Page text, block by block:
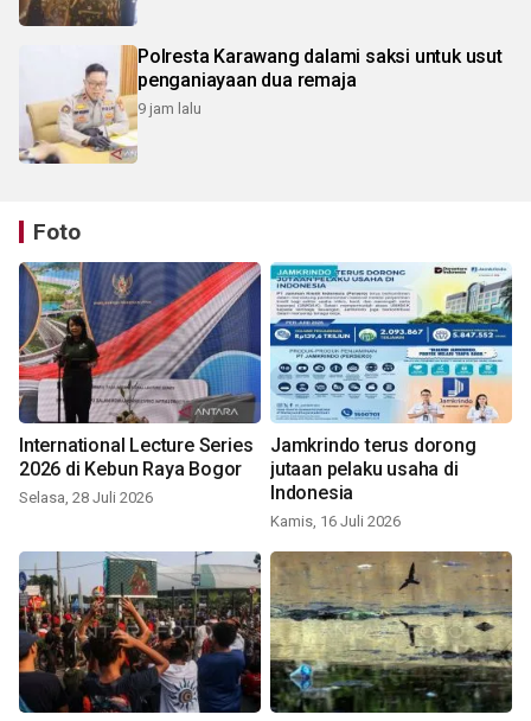
Polresta Karawang dalami saksi untuk usut
penganiayaan dua remaja
9 jam lalu
Foto
International Lecture Series
2026 di Kebun Raya Bogor
Selasa, 28 Juli 2026
Jamkrindo terus dorong
jutaan pelaku usaha di
Indonesia
Kamis, 16 Juli 2026